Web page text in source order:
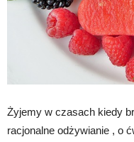
Żyjemy w czasach kiedy
racjonalne odżywianie , o